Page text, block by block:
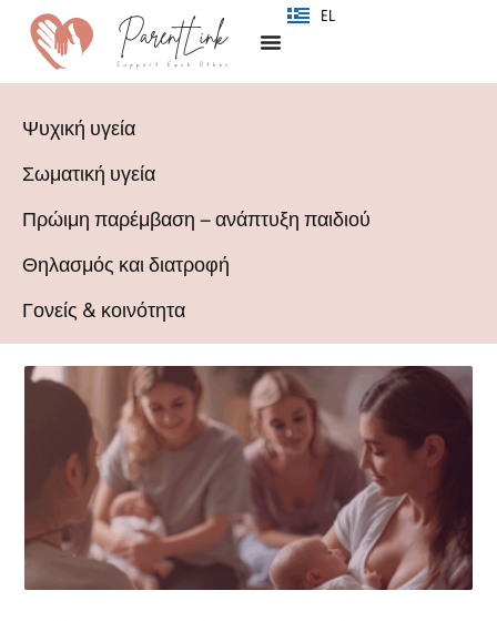
EL
SR
Ψυχική υγεία
Σωματική υγεία
Πρώιμη παρέμβαση – ανάπτυξη παιδιού
Θηλασμός και διατροφή
Γονείς & κοινότητα